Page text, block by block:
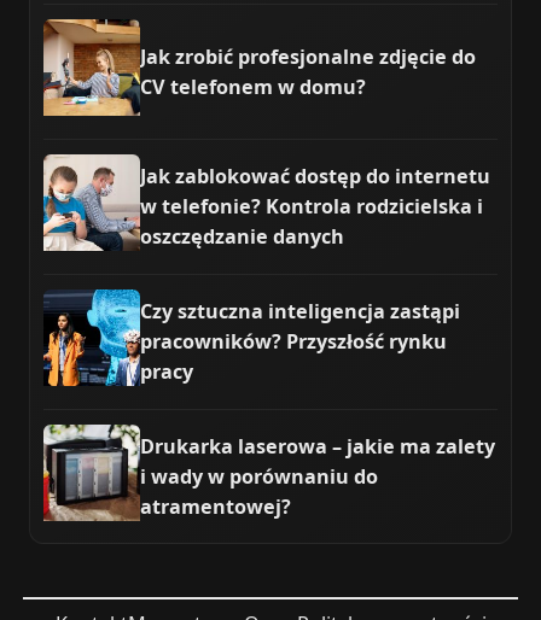
Jak zrobić profesjonalne zdjęcie do
CV telefonem w domu?
Jak zablokować dostęp do internetu
w telefonie? Kontrola rodzicielska i
oszczędzanie danych
Czy sztuczna inteligencja zastąpi
pracowników? Przyszłość rynku
pracy
Drukarka laserowa – jakie ma zalety
i wady w porównaniu do
atramentowej?